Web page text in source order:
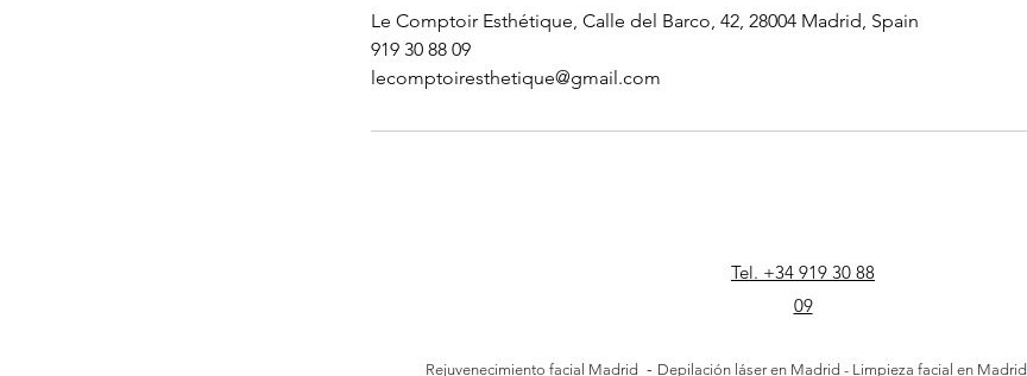
Le Comptoir Esthétique, Calle del Barco, 42, 28004 Madrid, Spain
919 30 88 09
lecomptoiresthetique@gmail.com
Tel. +34 919 30 88
09
Rejuvenecimiento facial Madrid - Depilación láser en Madrid - Limpieza facial en Madrid